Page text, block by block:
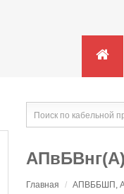
Главная / АПВББШП,